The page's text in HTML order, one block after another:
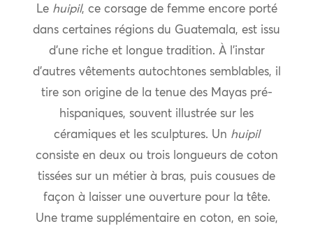
Le huipil, ce corsage de femme encore porté
dans certaines régions du Guatemala, est issu
d’une riche et longue tradition. À l’instar
d’autres vêtements autochtones semblables, il
tire son origine de la tenue des Mayas pré-
hispaniques, souvent illustrée sur les
céramiques et les sculptures. Un huipil
consiste en deux ou trois longueurs de coton
tissées sur un métier à bras, puis cousues de
façon à laisser une ouverture pour la tête.
Une trame supplémentaire en coton, en soie,